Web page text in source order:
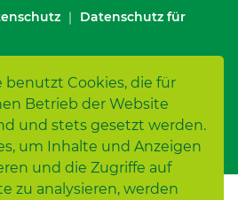
benutzt Cookies, die für
Betrieb der Website
und stets gesetzt werden.
um Inhalte und Anzeigen
und die Zugriffe auf
zu analysieren, werden
｜ Datenschutz für